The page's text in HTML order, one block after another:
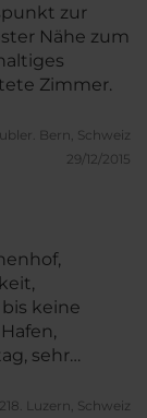
zur
Nähe zum
Zimmer.
Bern, Schweiz
29/12/2015
keine
sehr
alles in allem
Luzern, Schweiz